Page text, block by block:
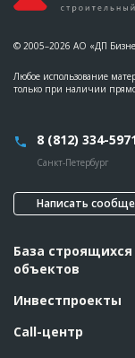
© 2005–2026 АО «ДП
Любое использование
только при наличии
8 (812) 334-
Санкт-Петербург
Написать
База строящихся
объектов
Инвестпроекты
Call-центр